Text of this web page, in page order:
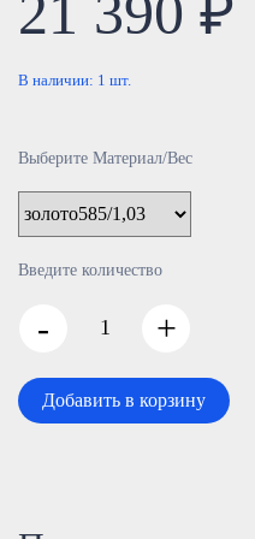
В наличии: 1 шт.
Выберите Материал/Вес
Введите количество
- +
Добавить в корзину